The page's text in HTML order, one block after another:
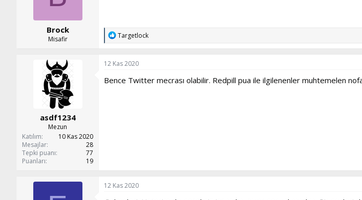
a
i
h
i
Brock
Misafir
T
p
i
e
Targetlock
asdf1234
Mezun
Katılım
10 Kas 2020
Mesajlar
28
Tepki puanı
77
Puanları
19
12 Kas 2020
Bence Twitter mecrası olabilir. Redpill pua ile ilgilenenler muhtemelen
12 Kas 2020